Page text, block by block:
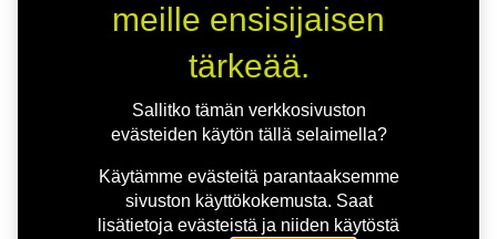
meille ensisijaisen
tärkeää.
Sallitko tämän verkkosivuston
evästeiden käytön tällä selaimella?
Käytämme evästeitä parantaaksemme
sivuston käyttökokemusta. Saat
lisätietoja evästeistä ja niiden käytöstä